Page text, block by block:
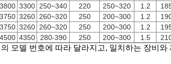
3800 3300 250~340 220 250~320 1.2
3750 3260 260~320 250 200~300 1.2
3750 3260 260~320 250 200~300 1.2
4500 4350 280-390 250 200~300 1.5
모델 번호에 따라 달라지고, 일치하는 장비